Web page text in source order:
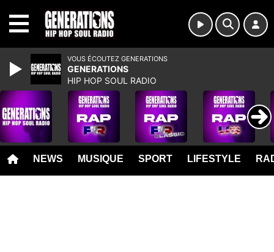
NEWS MUSIQUE SPORT LIFESTYLE
VOUS ÉCOUTEZ GENERATIONS
GENERATIONS
HIP HOP SOUL RADIO